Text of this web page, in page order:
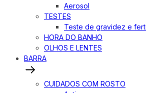
Aerosol
TESTES
Teste de gravidez e
HORA DO BANHO
OLHOS E LENTES
BARRA
CUIDADOS COM ROSTO